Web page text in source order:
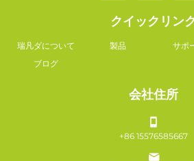
クイックリン
瑞凡ダについて 製品 サポ
ブログ
会社住所
+86 15576585667